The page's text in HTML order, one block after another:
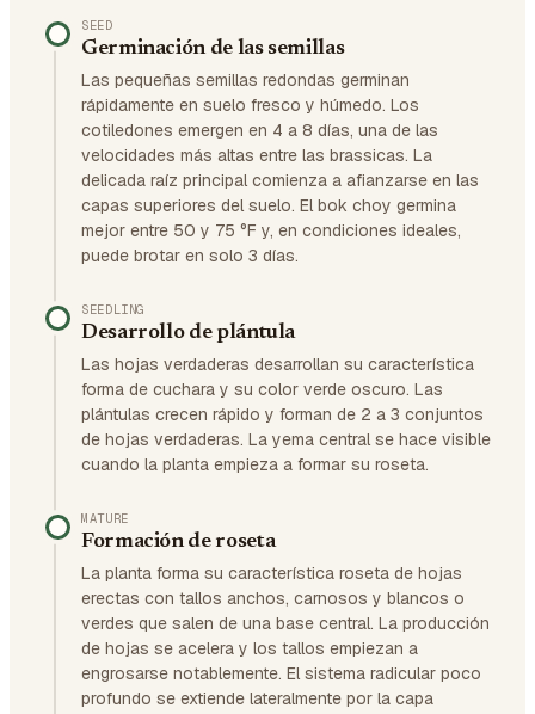
SEED
Germinación de las semillas
Las pequeñas semillas redondas germinan
rápidamente en suelo fresco y húmedo. Los
cotiledones emergen en 4 a 8 días, una de las
velocidades más altas entre las brassicas. La
delicada raíz principal comienza a afianzarse en las
capas superiores del suelo. El bok choy germina
mejor entre 50 y 75 °F y, en condiciones ideales,
puede brotar en solo 3 días.
SEEDLING
Desarrollo de plántula
Las hojas verdaderas desarrollan su característica
forma de cuchara y su color verde oscuro. Las
plántulas crecen rápido y forman de 2 a 3 conjuntos
de hojas verdaderas. La yema central se hace visible
cuando la planta empieza a formar su roseta.
MATURE
Formación de roseta
La planta forma su característica roseta de hojas
erectas con tallos anchos, carnosos y blancos o
verdes que salen de una base central. La producción
de hojas se acelera y los tallos empiezan a
engrosarse notablemente. El sistema radicular poco
profundo se extiende lateralmente por la capa